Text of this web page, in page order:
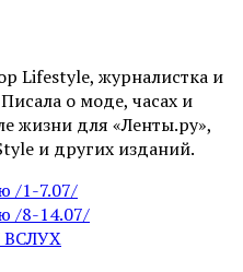
Lifestyle, журналистка и
о моде, часах и
жизни для «Ленты.ру»,
и других изданий.
/1-7.07/
/8-14.07/